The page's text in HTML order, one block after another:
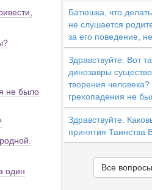
не было
один
Батюшка, что
не слушается
за его поведение,
Здравствуйте. Вот
динозавры
творения
грехопадения не
Здравствуйте.
принятия Таинства
Все